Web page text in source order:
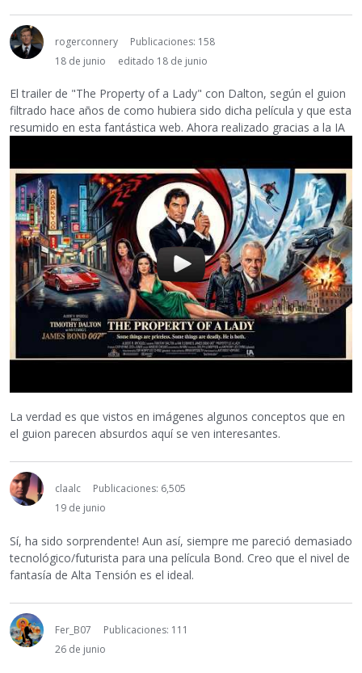
rogerconnery
Publicaciones: 158
18 de junio
editado 18 de junio
El trailer de "The Property of a Lady" con Dalton, según el guion
filtrado hace años de como hubiera sido dicha película y que esta
resumido en esta fantástica web. Ahora realizado gracias a la IA
La verdad es que vistos en imágenes algunos conceptos que en
el guion parecen absurdos aquí se ven interesantes.
claalc
Publicaciones: 6,505
19 de junio
Sí, ha sido sorprendente! Aun así, siempre me pareció demasiado
tecnológico/futurista para una película Bond. Creo que el nivel de
fantasía de Alta Tensión es el ideal.
Fer_B07
Publicaciones: 111
26 de junio